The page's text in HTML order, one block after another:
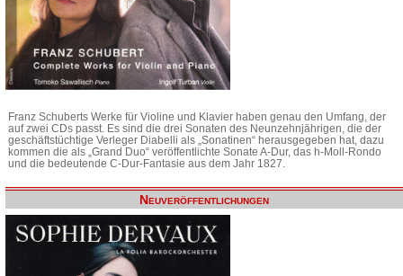
Franz Schuberts Werke für Violine und Klavier haben genau den Umfang, der
auf zwei CDs passt. Es sind die drei Sonaten des Neunzehnjährigen, die der
geschäftstüchtige Verleger Diabelli als „Sonatinen“ herausgegeben hat, dazu
kommen die als „Grand Duo“ veröffentlichte Sonate A-Dur, das h-Moll-Rondo
und die bedeutende C-Dur-Fantasie aus dem Jahr 1827.
Neuveröffentlichungen